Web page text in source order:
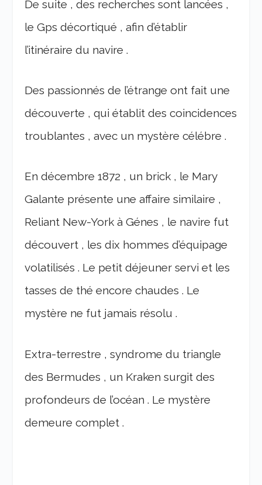
De suite , des recherches sont lancées ,
le Gps décortiqué , afin d’établir
l’itinéraire du navire .
Des passionnés de l’étrange ont fait une
découverte , qui établit des coincidences
troublantes , avec un mystère célébre .
En décembre 1872 , un brick , le Mary
Galante présente une affaire similaire ,
Reliant New-York à Génes , le navire fut
découvert , les dix hommes d’équipage
volatilisés . Le petit déjeuner servi et les
tasses de thé encore chaudes . Le
mystère ne fut jamais résolu .
Extra-terrestre , syndrome du triangle
des Bermudes , un Kraken surgit des
profondeurs de l’océan . Le mystère
demeure complet .